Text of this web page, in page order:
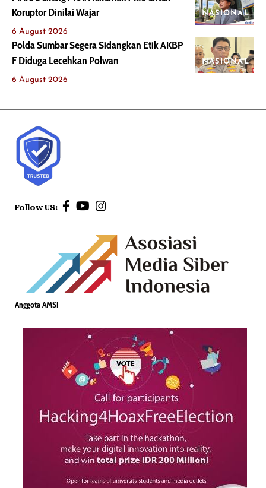
NASIONAL
Koruptor Dinilai Wajar
6 August 2026
NASIONAL
Polda Sumbar Segera Sidangkan Etik AKBP
F Diduga Lecehkan Polwan
6 August 2026
Follow US:
Anggota AMSI